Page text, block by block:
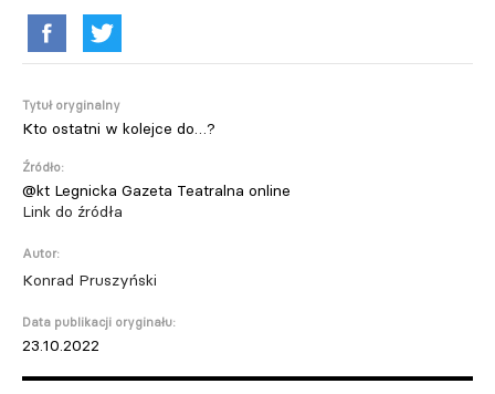
Tytuł oryginalny
Kto ostatni w kolejce do…?
Źródło:
@kt Legnicka Gazeta Teatralna online
Link do źródła
Autor:
Konrad Pruszyński
Data publikacji oryginału:
23.10.2022